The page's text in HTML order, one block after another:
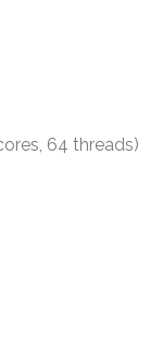
64 threads)